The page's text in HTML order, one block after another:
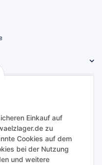
Einkauf auf
zu
Cookies auf dem
bei der Nutzung
und weitere